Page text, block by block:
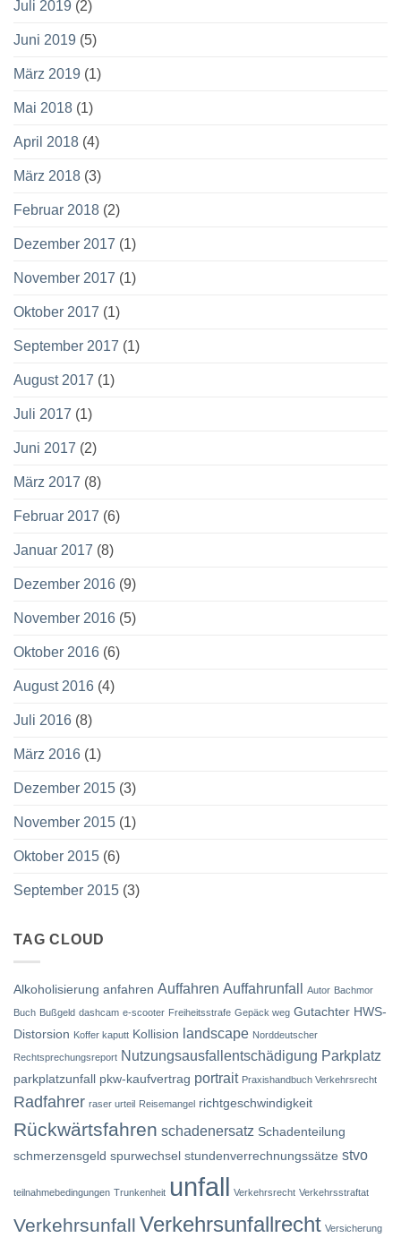
Juli 2019 (2)
Juni 2019 (5)
März 2019 (1)
Mai 2018 (1)
April 2018 (4)
März 2018 (3)
Februar 2018 (2)
Dezember 2017 (1)
November 2017 (1)
Oktober 2017 (1)
September 2017 (1)
August 2017 (1)
Juli 2017 (1)
Juni 2017 (2)
März 2017 (8)
Februar 2017 (6)
Januar 2017 (8)
Dezember 2016 (9)
November 2016 (5)
Oktober 2016 (6)
August 2016 (4)
Juli 2016 (8)
März 2016 (1)
Dezember 2015 (3)
November 2015 (1)
Oktober 2015 (6)
September 2015 (3)
TAG CLOUD
Alkoholisierung anfahren Auffahren Auffahrunfall Autor Bachmor
Buch Bußgeld dashcam e-scooter Freiheitsstrafe Gepäck weg Gutachter HWS-
Distorsion Koffer kaputt Kollision landscape Norddeutscher
Rechtsprechungsreport Nutzungsausfallentschädigung Parkplatz
parkplatzunfall pkw-kaufvertrag portrait Praxishandbuch Verkehrsrecht
Radfahrer raser urteil Reisemangel richtgeschwindigkeit
Rückwärtsfahren schadenersatz Schadenteilung
schmerzensgeld spurwechsel stundenverrechnungssätze stvo
teilnahmebedingungen Trunkenheit unfall Verkehrsrecht Verkehrsstraftat
Verkehrsunfall Verkehrsunfallrecht Versicherung